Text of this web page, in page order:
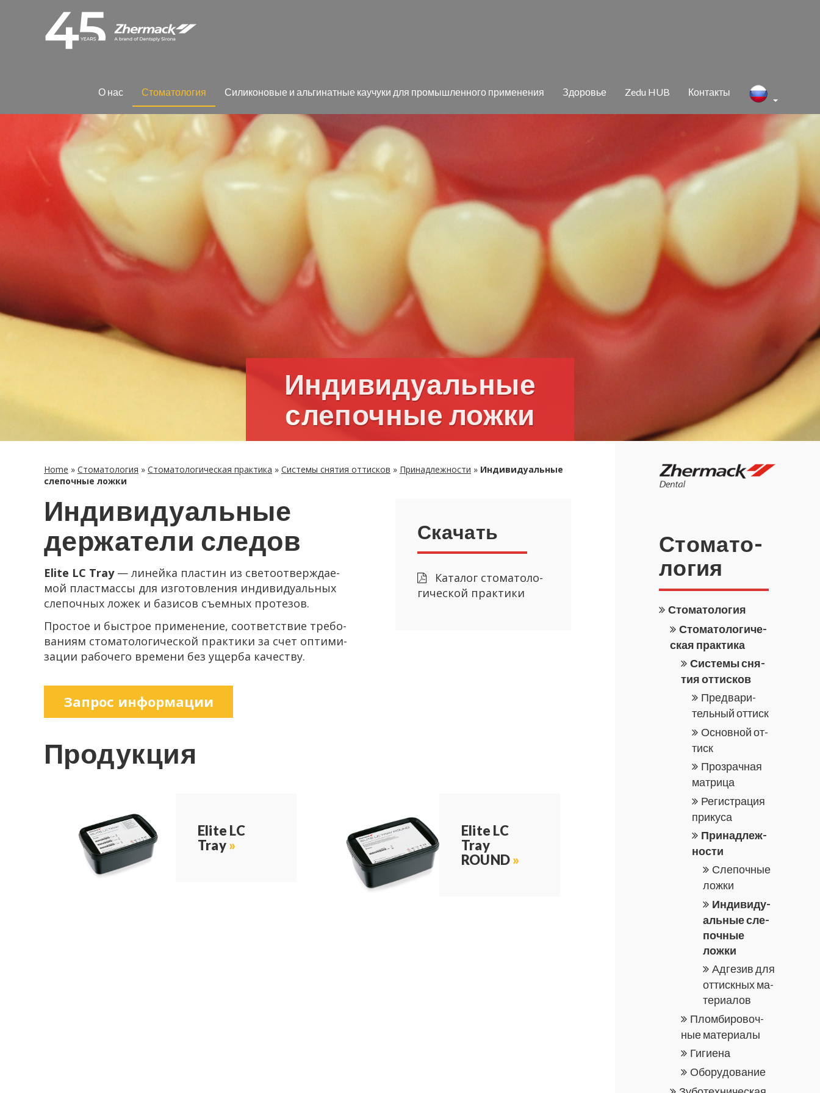
О нас Сто­ма­то­ло­гия Си­ли­ко­но­вые и аль­ги­нат­ные ка­у­чу­ки для про­мыш­лен­но­го при­ме­не­ния Здо­ро­вье Zedu HUB Кон­так­ты
Ин­ди­ви­ду­аль­ные
сле­поч­ные ложки
Home » Сто­ма­то­ло­гия » Сто­ма­то­ло­ги­че­ская прак­ти­ка » Си­сте­мы сня­тия от­тис­ков » При­над­леж­но­сти » Ин­ди­ви­ду­аль­ные
сле­поч­ные ложки
Ин­ди­ви­ду­аль­ные
дер­жа­те­ли сле­дов
Elite LC Tray— ли­ней­ка пла­стин из све­то­от­вер­жда­е­
мой пласт­мас­сы для из­го­тов­ле­ния ин­ди­ви­ду­аль­ных
сле­поч­ных ложек и ба­зи­сов съем­ных про­те­зов.
Про­стое и быст­рое при­ме­не­ние, со­от­вет­ствие тре­бо­
ва­ни­ям сто­ма­то­ло­ги­че­ской прак­ти­ки за счет оп­ти­ми­
за­ции ра­бо­че­го вре­ме­ни без ущер­ба ка­че­ству.
За­прос ин­фор­ма­ции
Ска­чать
Ка­та­лог сто­ма­то­ло­
ги­че­ской прак­ти­ки
Про­дук­ция
Elite LC
Tray»
Elite LC
Tray
ROUND»
Сто­ма­то­
ло­гия
Сто­ма­то­ло­гия
Сто­ма­то­ло­ги­че­
ская прак­ти­ка
Си­сте­мы сня­
тия от­тис­ков
Пред­ва­ри­
тель­ный от­тиск
Ос­нов­ной от­
тиск
Про­зрач­ная
мат­ри­ца
Ре­ги­стра­ция
при­ку­са
При­над­леж­
но­сти
Сле­поч­ные
ложки
Ин­ди­ви­ду­
аль­ные сле­
поч­ные
ложки
Ад­ге­зив для
от­тиск­ных ма­
те­ри­а­лов
Плом­би­ро­воч­
ные ма­те­ри­а­лы
Ги­ги­е­на
Обо­ру­до­ва­ние